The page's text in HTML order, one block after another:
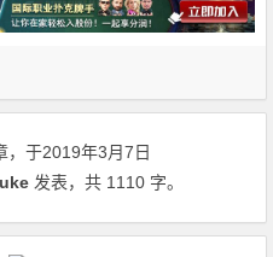
，于2019年3月7日
发表，共 1110 字。